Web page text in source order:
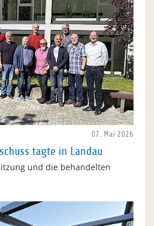
07. Mai 2026
tagte in Landau
und die behandelten